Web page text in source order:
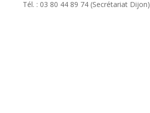
Tél. : 03 80 44 89 74 (Secrétariat Dijon)